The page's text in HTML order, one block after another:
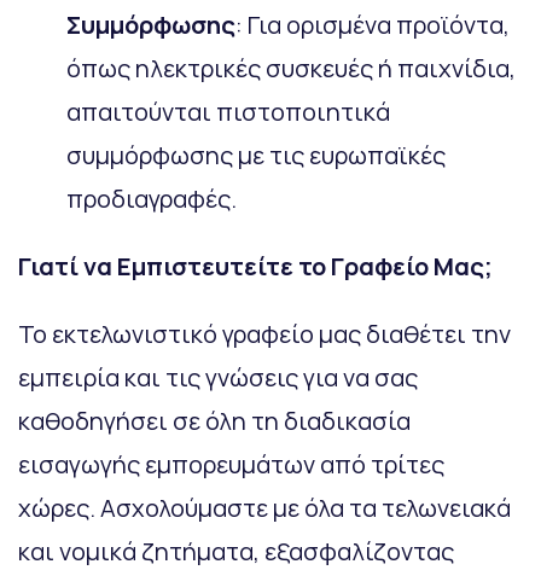
Συμμόρφωσης: Για ορισμένα προϊόντα,
όπως ηλεκτρικές συσκευές ή παιχνίδια,
απαιτούνται πιστοποιητικά
συμμόρφωσης με τις ευρωπαϊκές
προδιαγραφές.
Γιατί να Εμπιστευτείτε το Γραφείο Μας;
Το εκτελωνιστικό γραφείο μας διαθέτει την
εμπειρία και τις γνώσεις για να σας
καθοδηγήσει σε όλη τη διαδικασία
εισαγωγής εμπορευμάτων από τρίτες
χώρες. Ασχολούμαστε με όλα τα τελωνειακά
και νομικά ζητήματα, εξασφαλίζοντας